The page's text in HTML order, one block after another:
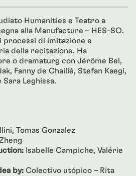
Humanities e Teatro a
alla Manufacture – HES-SO.
processi di imitazione e
della recitazione. Ha
o dramaturg con Jérôme Bel,
Fanny de Chaillé, Stefan Kaegi,
Leghissa.
Tomas Gonzalez
Isabelle Campiche, Valérie
by: Colectivo utópico – Rita